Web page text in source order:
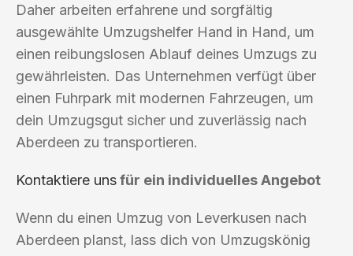
Daher arbeiten erfahrene und sorgfältig
ausgewählte Umzugshelfer Hand in Hand, um
einen reibungslosen Ablauf deines Umzugs zu
gewährleisten. Das Unternehmen verfügt über
einen Fuhrpark mit modernen Fahrzeugen, um
dein Umzugsgut sicher und zuverlässig nach
Aberdeen zu transportieren.
Kontaktiere unsfür ein individuelles Angebot
Wenn du einen Umzug von Leverkusen nach
Aberdeen planst, lass dich von Umzugskönig